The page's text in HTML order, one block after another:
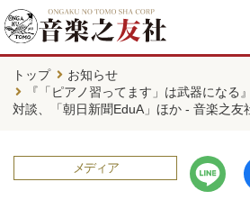
トップ
お知らせ
『「ピアノ習ってます」は武器になる
対談、「朝日新聞EduA」ほか - 音楽之友
メディア